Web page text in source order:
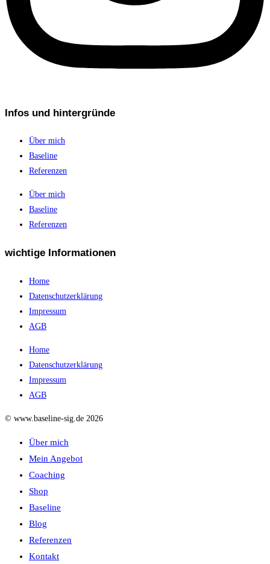
Infos und hintergründe
Über mich
Baseline
Referenzen
Über mich
Baseline
Referenzen
wichtige Informationen
Home
Datenschutzerklärung
Impressum
AGB
Home
Datenschutzerklärung
Impressum
AGB
© www.baseline-sig.de 2026
Über mich
Mein Angebot
Coaching
Shop
Baseline
Blog
Referenzen
Kontakt